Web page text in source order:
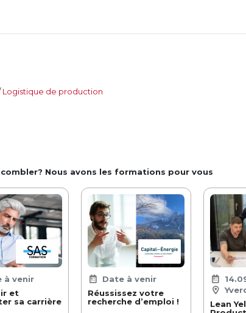
Logistique de production
combler? Nous avons les formations pour vous
à venir
et
sa carrière
Date à venir
Réussissez votre
recherche d’emploi !
Lean